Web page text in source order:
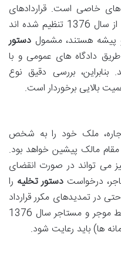
خاصی است. قراردادهای
اجاره مربوط به املاک تجاری که قبل از سال 1376 تنظیم شده اند
هستند، مشمول دستور
طریق دادگاه های عمومی و با
بنابراین، بررسی دقیق نوع
بالایی برخوردار است.
ملک خود را به شخص
مالک پیشین خواهد بود.
می تواند در صورت انقضای
درخواست دستور تخلیه را
در تمدیدهای مکرر قرارداد
نیز، شرایط مقرر در ماده 2 قانون روابط موجر و مستاجر سال 1376
ها) باید رعایت شود.